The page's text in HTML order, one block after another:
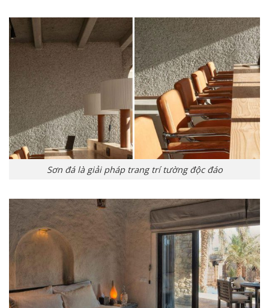
Sơn đá là giải pháp trang trí tường độc đáo